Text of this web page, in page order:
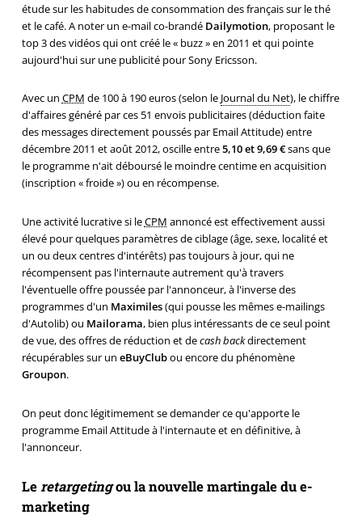
étude sur les habitudes de consommation des français sur le thé
et le café. A noter un e-mail co-brandé Dailymotion, proposant le
top 3 des vidéos qui ont créé le « buzz » en 2011 et qui pointe
aujourd'hui sur une publicité pour Sony Ericsson.
Avec un CPM de 100 à 190 euros (selon le Journal du Net), le chiffre
d'affaires généré par ces 51 envois publicitaires (déduction faite
des messages directement poussés par Email Attitude) entre
décembre 2011 et août 2012, oscille entre5,10 et 9,69 €sans que
le programme n'ait déboursé le moindre centime en acquisition
(inscription « froide ») ou en récompense.
Une activité lucrative si leCPM annoncé est effectivement aussi
élevé pour quelques paramètres de ciblage (âge, sexe, localité et
un ou deux centres d'intérêts) pas toujours à jour, qui ne
récompensent pas l'internaute autrement qu'à travers
l'éventuelle offre poussée par l'annonceur, à l'inverse des
programmes d'un Maximiles(qui pousse les mêmes e-mailings
d'Autolib) ou Mailorama, bien plus intéressants de ce seul point
de vue, des offres de réduction et decash backdirectement
récupérables sur un eBuyClubou encore du phénomène
Groupon.
On peut donc légitimement se demander ce qu'apporte le
programme Email Attitude à l'internaute et en définitive, à
l'annonceur.
Leretargetingou la nouvelle martingale du e-
marketing